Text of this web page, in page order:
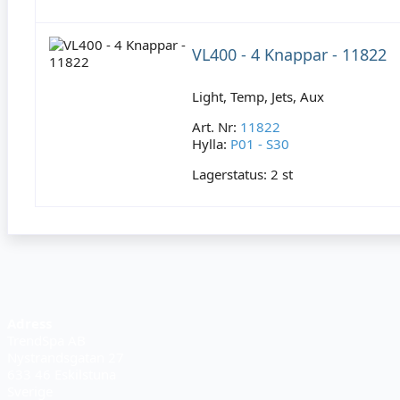
VL400 - 4 Knappar - 11822
Light, Temp, Jets, Aux
Art. Nr: 11822
Hylla: P01 - S30
Lagerstatus: 2 st